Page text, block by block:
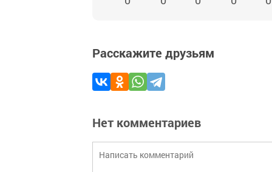
Расскажите друзьям
Нет комментариев